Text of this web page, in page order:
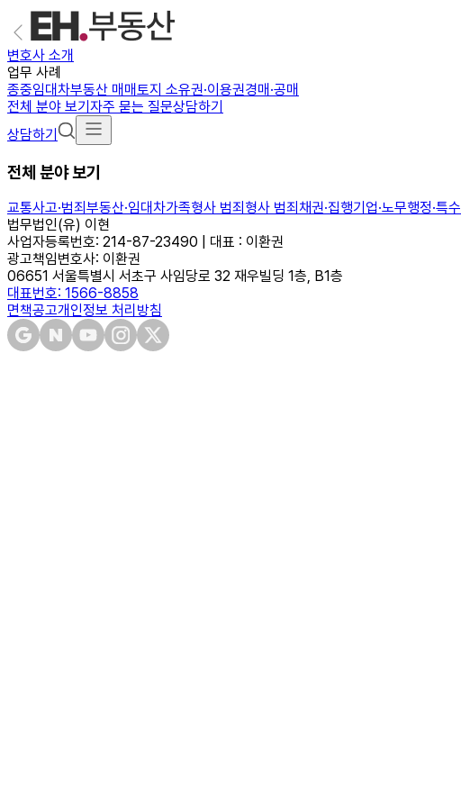
변호사 소개
업무 사례
종중임대차부동산 매매토지 소유권·이용권경매·공매
전체 분야 보기자주 묻는 질문상담하기
상담하기
전체 분야 보기
교통사고·범죄 부동산·임대차가족형사 범죄 형사 범죄 채권·집행기업·노무행정·특수
법무법인(유) 이현
사업자등록번호: 214-87-23490 | 대표 : 이환권
광고책임변호사: 이환권
06651 서울특별시 서초구 사임당로 32 재우빌딩 1층, B1층
대표번호: 1566-8858
면책공고개인정보 처리방침